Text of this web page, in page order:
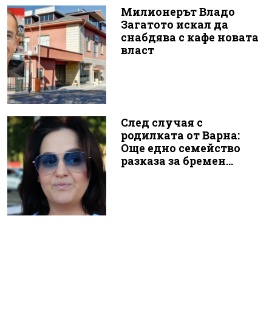
Милионерът Владо
Загатото искал да
снабдява с кафе новата
власт
След случая с
родилката от Варна:
Още едно семейство
разказа за бремен...